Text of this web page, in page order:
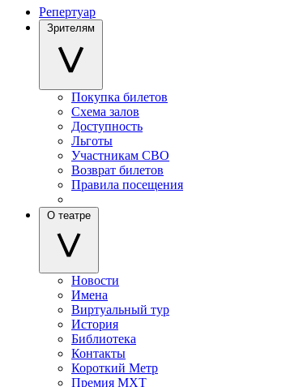
Репертуар
Зрителям
Покупка билетов
Схема залов
Доступность
Льготы
Участникам СВО
Возврат билетов
Правила посещения
О театре
Новости
Имена
Виртуальный тур
История
Библиотека
Контакты
Короткий Метр
Премия МХТ